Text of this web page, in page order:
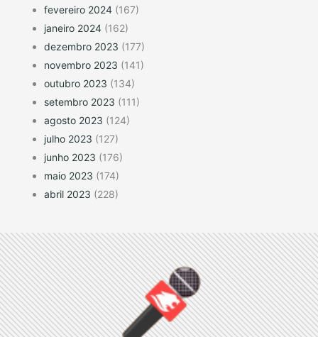
fevereiro 2024 (167)
janeiro 2024 (162)
dezembro 2023 (177)
novembro 2023 (141)
outubro 2023 (134)
setembro 2023 (111)
agosto 2023 (124)
julho 2023 (127)
junho 2023 (176)
maio 2023 (174)
abril 2023 (228)